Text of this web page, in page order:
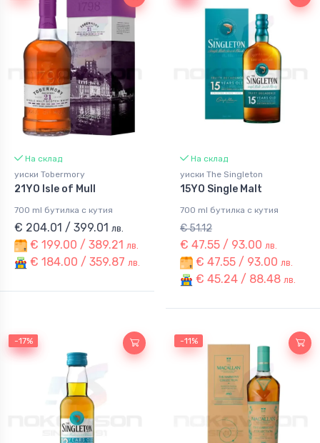
На склад
уиски Tobermory
21YO Isle of Mull
700 ml бутилка с кутия
€ 204.01 / 399.01 лв.
€ 199.00 / 389.21 лв.
€ 184.00 / 359.87 лв.
На склад
уиски The Singleton
15YO Single Malt
700 ml бутилка с кутия
€ 51.12
€ 47.55 / 93.00 лв.
€ 47.55 / 93.00 лв.
€ 45.24 / 88.48 лв.
-17%
-17% -11%